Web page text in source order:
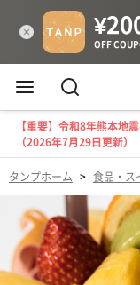
【重要】令和8年熊本地
（2026年7月29日更新）
タンプホーム > 食品・ス